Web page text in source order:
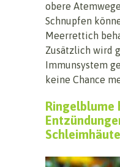
obere
Schnupfen
Meerrettich
Zusätzlich wird
Immunsystem
keine Chance
Ringelblume
Schleimhäute